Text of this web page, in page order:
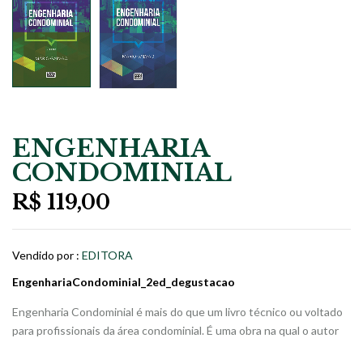
ENGENHARIA
CONDOMINIAL
R$ 119,00
Vendido por : EDITORA
EngenhariaCondominial_2ed_degustacao
Engenharia Condominial é mais do que um livro técnico ou voltado
para profissionais da área condominial. É uma obra na qual o autor